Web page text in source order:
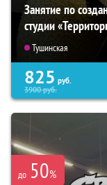
Занятие по
студии
Тушинская
825 руб.
3900руб.
до 50%